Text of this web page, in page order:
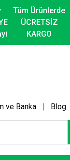
Tüm Ürünlerde
ÜCRETSİZ
KARGO
ve Banka Blog